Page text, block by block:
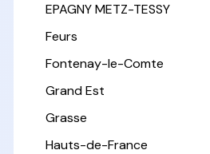
EPAGNY METZ-TESSY
Feurs
Fontenay-le-Comte
Grand Est
Grasse
Hauts-de-France